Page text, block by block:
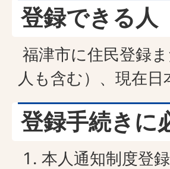
登録できる人
福津市に住民登録
人も含む）、現在
登録手続きに
本人通知制度登